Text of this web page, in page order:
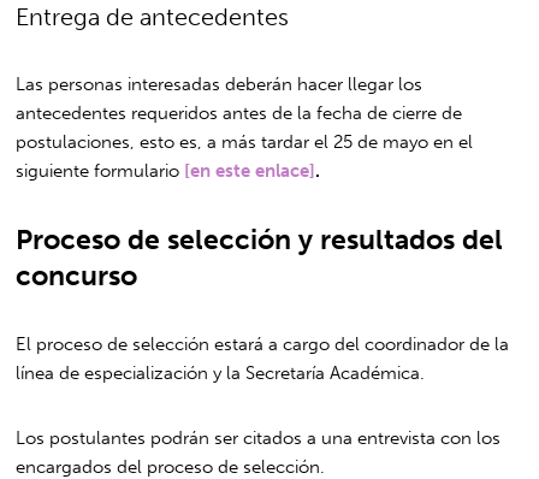
Entrega de antecedentes
Las personas interesadas deberán hacer llegar los
antecedentes requeridos antes de la fecha de cierre de
postulaciones, esto es, a más tardar el 25 de mayo en el
siguiente formulario [en este enlace].
Proceso de selección y resultados del
concurso
El proceso de selección estará a cargo del coordinador de la
línea de especialización y la Secretaría Académica.
Los postulantes podrán ser citados a una entrevista con los
encargados del proceso de selección.